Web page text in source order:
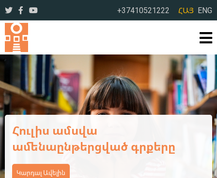
+37410521222 ՀԱՅ ENG
Ամառային օրեր՝ լի
ընթերցանությամբ ու
բացահայտումներով